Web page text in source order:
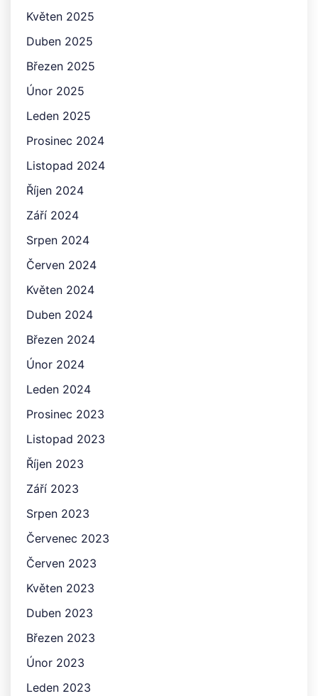
Květen 2025
Duben 2025
Březen 2025
Únor 2025
Leden 2025
Prosinec 2024
Listopad 2024
Říjen 2024
Září 2024
Srpen 2024
Červen 2024
Květen 2024
Duben 2024
Březen 2024
Únor 2024
Leden 2024
Prosinec 2023
Listopad 2023
Říjen 2023
Září 2023
Srpen 2023
Červenec 2023
Červen 2023
Květen 2023
Duben 2023
Březen 2023
Únor 2023
Leden 2023